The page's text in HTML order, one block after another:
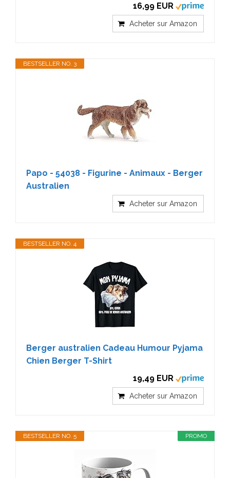
16,99 EUR
Acheter sur Amazon
BESTSELLER NO. 3
Papo - 54038 - Figurine - Animaux - Berger
Australien
Acheter sur Amazon
BESTSELLER NO. 4
Berger australien Cadeau Humour Pyjama
Chien Berger T-Shirt
19,49 EUR
Acheter sur Amazon
PROMO
BESTSELLER NO. 5